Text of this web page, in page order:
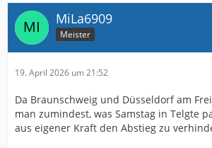
MiLa6909
Meister
19. April 2026 um 21:52
Da Braunschweig und Düsseldorf am
man zumindest, was Samstag in Telgte
aus eigener Kraft den Abstieg zu